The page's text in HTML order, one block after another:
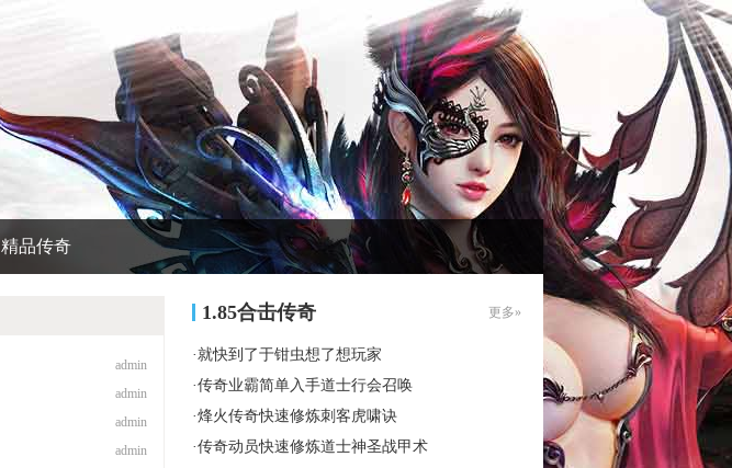
精品传奇
admin
admin
admin
admin
1.85合击传奇 更多»
·就快到了于钳虫想了想玩家
·传奇业霸简单入手道士行会召唤
·烽火传奇快速修炼刺客虎啸诀
·传奇动员快速修炼道士神圣战甲术